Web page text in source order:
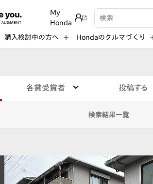
My
Honda
検索キーワード入力
購入検討中の方へ Hondaのクルマづくり
各賞受賞者 投稿する
検索結果一覧